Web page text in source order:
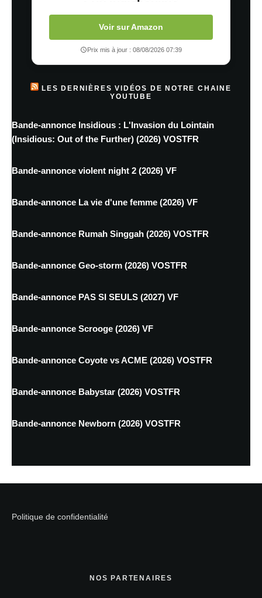
Voir sur Amazon
Prix mis à jour : 08/08/2026 07:39
LES DERNIÈRES VIDÉOS DE NOTRE CHAINE
YOUTUBE
Bande-annonce Insidious : L'Invasion du Lointain
(Insidious: Out of the Further) (2026) VOSTFR
Bande-annonce violent night 2 (2026) VF
Bande-annonce La vie d'une femme (2026) VF
Bande-annonce Rumah Singgah (2026) VOSTFR
Bande-annonce Geo-storm (2026) VOSTFR
Bande-annonce PAS SI SEULS (2027) VF
Bande-annonce Scrooge (2026) VF
Bande-annonce Coyote vs ACME (2026) VOSTFR
Bande-annonce Babystar (2026) VOSTFR
Bande-annonce Newborn (2026) VOSTFR
Politique de confidentialité
NOS PARTENAIRES